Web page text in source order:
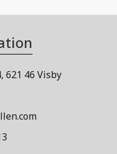
621 46 Visby